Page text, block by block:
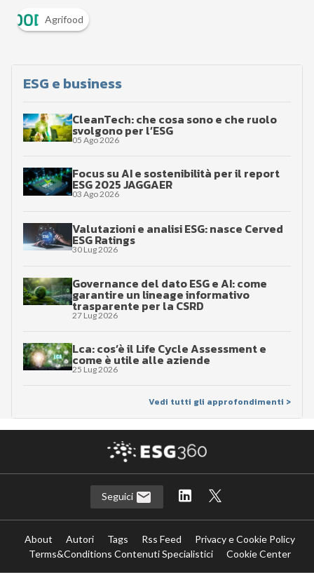
Agrifood
ESG e business
CleanTech: che cosa sono e che ruolo
svolgono per l’ESG
05 Ago 2026
Focus su AI e sostenibilità per il report
ESG 2025 JAGGAER
03 Ago 2026
Valutazioni e analisi ESG: nasce Cerved
ESG Ratings
30 Lug 2026
Governance del dato ESG e AI: come
garantire un lineage informativo
trasparente per la CSRD
27 Lug 2026
Lca: cos’è il Life Cycle Assessment e
come è utile alle aziende
25 Lug 2026
Vedi tutti gli approfondimenti >
Seguici
About Autori Tags Rss Feed
Privacy e Cookie Policy
Terms&Conditions Contenuti Specialistici
Cookie Center